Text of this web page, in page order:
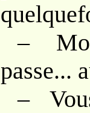
–
passe...
–